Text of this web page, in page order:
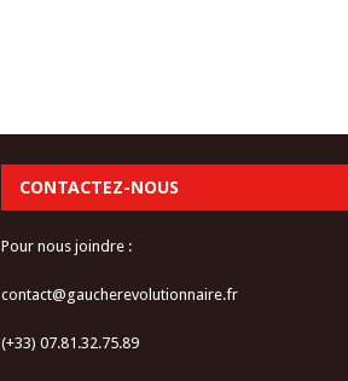
CONTACTEZ-NOUS
Pour nous joindre :
contact@gaucherevolutionnaire.fr
(+33) 07.81.32.75.89